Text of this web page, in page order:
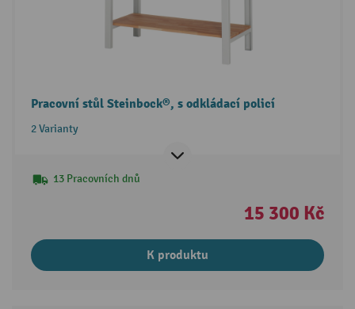
Pracovní stůl Steinbock®, s odkládací policí
2 Varianty
13 Pracovních dnů
15 300 Kč
K produktu